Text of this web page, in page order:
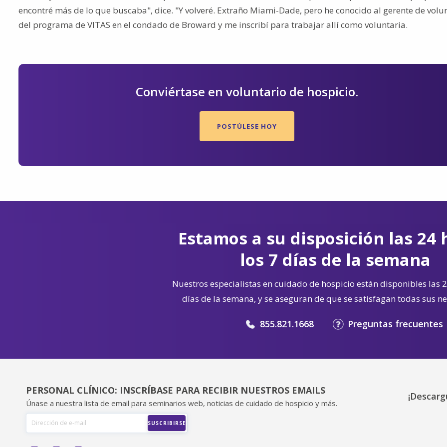
encontré más de lo que buscaba", dice. "Y volveré. Extraño Miami-Dade, pero he conocido al gerente de
del programa de VITAS en el condado de Broward y me inscribí para trabajar allí como voluntaria.
Conviértase en voluntario de hospicio.
POSTÚLESE HOY
Estamos a su disposición las 24
los 7 días de la semana
Nuestros especialistas en cuidado de hospicio están disponibles las
días de la semana, y se aseguran de que se satisfagan todas sus
855.821.1668 Preguntas frecuentes
PERSONAL CLÍNICO: INSCRÍBASE PARA RECIBIR NUESTROS EMAILS
Únase a nuestra lista de email para seminarios web, noticias de cuidado de hospicio y más.